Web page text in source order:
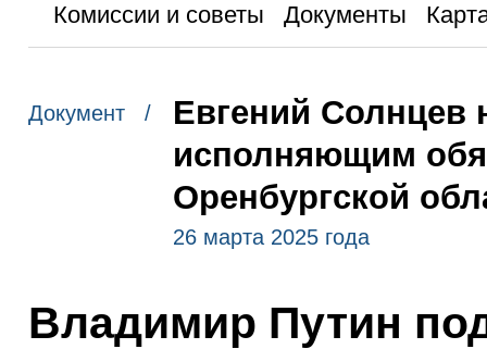
Комиссии и советы
Документы
Документ /
Евгений Солнцев
исполняющим
Оренбургской
26 марта 2025 года
Владимир Путин